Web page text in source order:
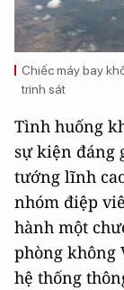
Chiếc máy bay
trinh sát
Tình huống
sự kiện đáng
tướng lĩnh
nhóm điệp
hành một
phòng không
hệ thống